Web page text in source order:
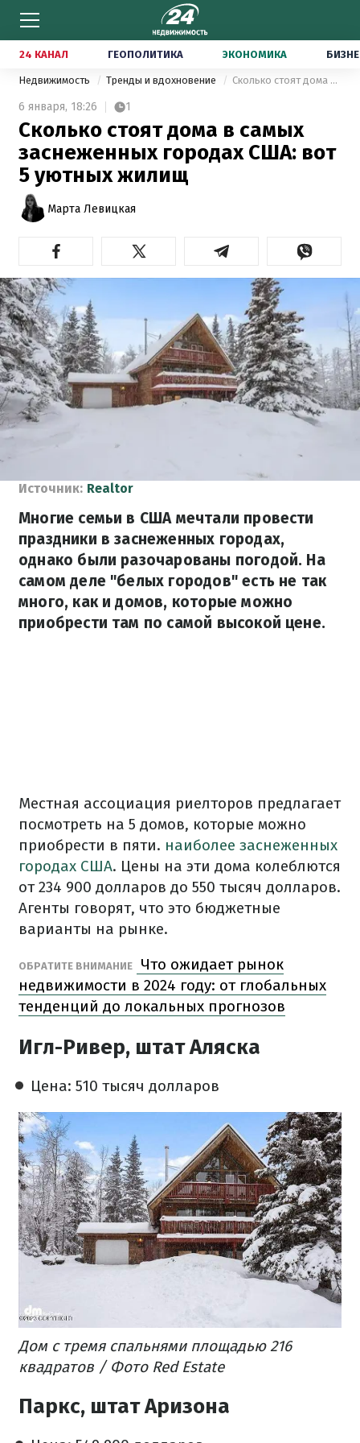
24 КАНАЛ ГЕОПОЛИТИКА ЭКОНОМИКА
Недвижимость Тренды и вдохновение Сколько стоят дома в самых заснеженных городах США: вот 5 уютных жилищ
6 января, 18:26 1
Сколько стоят дома в самых
заснеженных городах США: вот
5 уютных жилищ
Марта Левицкая
Источник: Realtor
Многие семьи в США мечтали провести
праздники в заснеженных городах,
однако были разочарованы погодой. На
самом деле "белых городов" есть не так
много, как и домов, которые можно
приобрести там по самой высокой цене.
Местная ассоциация риелторов предлагает
посмотреть на 5 домов, которые можно
приобрести в пяти. наиболее заснеженных
городах США. Цены на эти дома колеблются
от 234 900 долларов до 550 тысяч долларов.
Агенты говорят, что это бюджетные
варианты на рынке.
ОБРАТИТЕ ВНИМАНИЕ
Что ожидает рынок
недвижимости в 2024 году: от глобальных
тенденций до локальных прогнозов
Игл-Ривер, штат Аляска
Цена: 510 тысяч долларов
Дом с тремя спальнями площадью 216
квадратов / Фото Red Estate
Паркс, штат Аризона